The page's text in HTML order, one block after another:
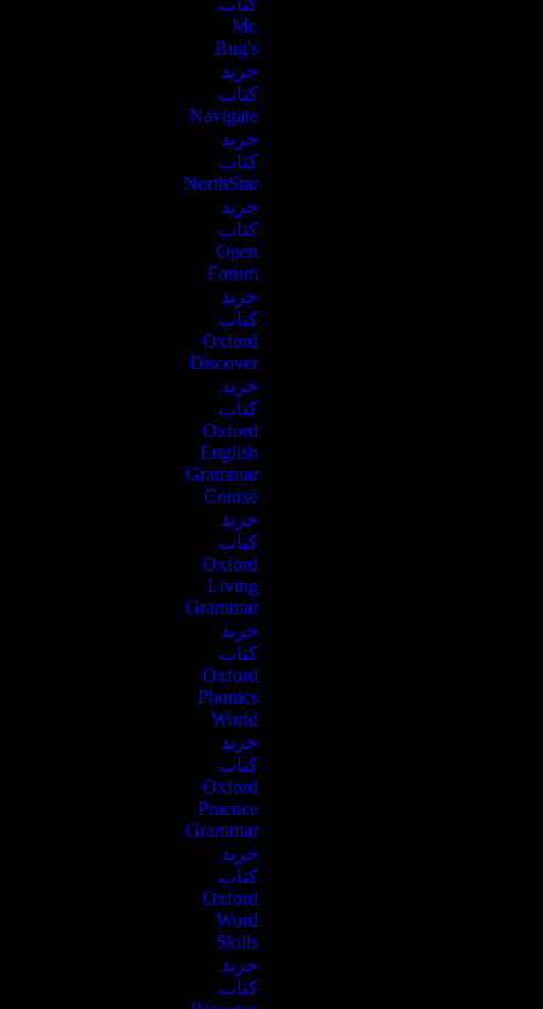
کتاب
Mr.
Bug's
خرید
کتاب‌
Navigate
خرید
کتاب
NorthStar
خرید
کتاب
Open
Forum
خرید
کتاب
Oxford
Discover
خرید
کتاب
Oxford
English
Grammar
Course
خرید
کتاب
Oxford
Living
Grammar
خرید
کتاب
Oxford
Phonics
World
خرید
کتاب
Oxford
Practice
Grammar
خرید
کتاب
Oxford
Word
Skills
خرید
کتاب